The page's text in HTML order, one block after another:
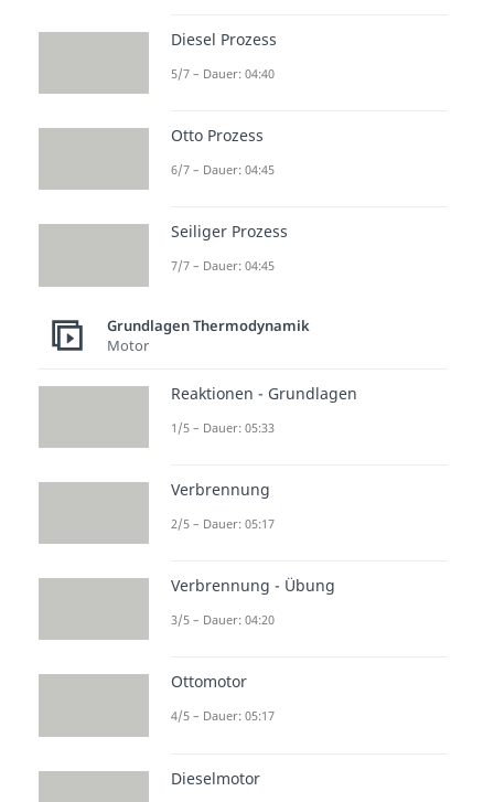
Diesel Prozess
5/7 – Dauer: 04:40
Otto Prozess
6/7 – Dauer: 04:45
Seiliger Prozess
7/7 – Dauer: 04:45
Grundlagen Thermodynamik
Motor
Reaktionen - Grundlagen
1/5 – Dauer: 05:33
Verbrennung
2/5 – Dauer: 05:17
Verbrennung - Übung
3/5 – Dauer: 04:20
Ottomotor
4/5 – Dauer: 05:17
Dieselmotor